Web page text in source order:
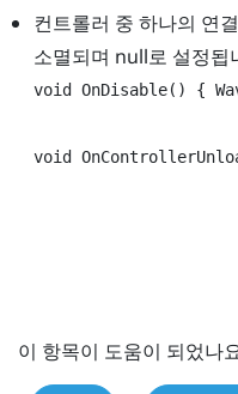
컨트롤러 중 하나의 연
소멸되며 null로 설정됩
void OnDisable() {
void
이 항목이 도움이 되었나